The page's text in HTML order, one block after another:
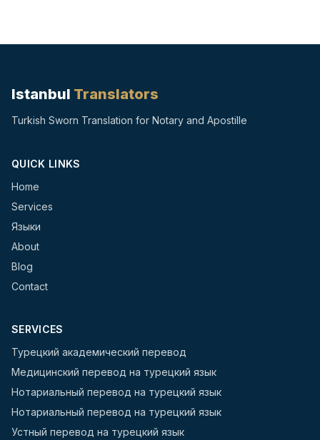
Istanbul Translators
Turkish Sworn Translation for Notary and Apostille
QUICK LINKS
Home
Services
Языки
About
Blog
Contact
SERVICES
Турецкий академический перевод
Медицинский перевод на турецкий язык
Нотариальный перевод на турецкий язык
Нотариальный перевод на турецкий язык
Устный перевод на турецкий язык